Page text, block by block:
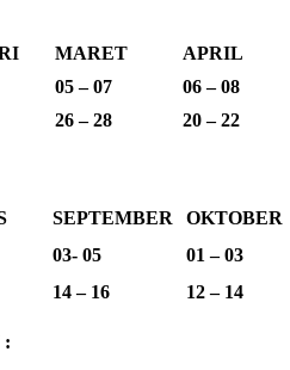
MARET
APRIL
05 – 07
06 – 08
26 – 28 20 – 22
SEPTEMBER
OKTOBER
03- 05
01 – 03
14 – 16 12 – 14
: